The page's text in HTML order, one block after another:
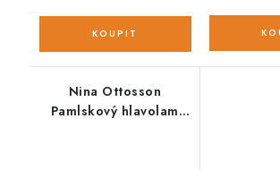
Nina Ottosson
Pamlskový hlavolam